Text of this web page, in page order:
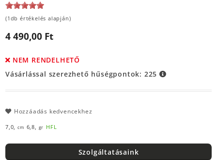
(1db értékelés alapján)
4 490,00 Ft
NEM RENDELHETŐ
Vásárlással szerezhető hűségpontok: 225
Hozzáadás kedvencekhez
7,0, cm 6,8, gr HFL
Szolgáltatásaink